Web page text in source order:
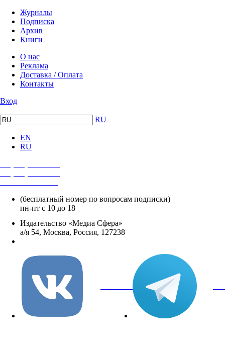
Журналы
Подписка
Архив
Книги
О нас
Реклама
Доставка / Оплата
Контакты
Вход
RU
EN
RU
(бесплатный номер по вопросам подписки)
пн-пт с 10 до 18
Издательство «Медиа Сфера»
а/я 54, Москва, Россия, 127238
вКонтакте